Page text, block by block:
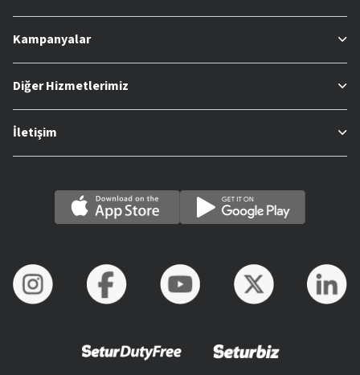
Kampanyalar
Diğer Hizmetlerimiz
İletişim